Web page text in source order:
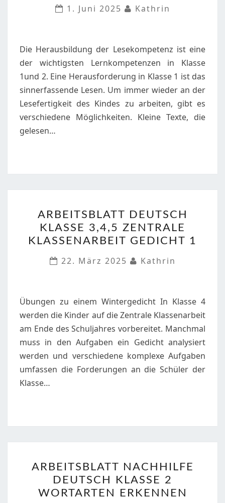
LESEN
SINNERFASSENDES
LESEN
1. Juni 2025
Kathrin
Die Herausbildung der Lesekompetenz ist eine
der wichtigsten Lernkompetenzen in Klasse
1und 2. Eine Herausforderung in Klasse 1 ist das
sinnerfassende Lesen. Um immer wieder an der
Lesefertigkeit des Kindes zu arbeiten, gibt es
verschiedene Möglichkeiten. Kleine Texte, die
gelesen…
DEUTSCH
KLASSE
3,4,5
ZENTRALE
1
ARBEITSBLATT DEUTSCH
KLASSE 3,4,5 ZENTRALE
KLASSENARBEIT GEDICHT 1
22. März 2025
Kathrin
Übungen zu einem Wintergedicht In Klasse 4
werden die Kinder auf die Zentrale Klassenarbeit
am Ende des Schuljahres vorbereitet. Manchmal
muss in den Aufgaben ein Gedicht analysiert
werden und verschiedene komplexe Aufgaben
umfassen die Forderungen an die Schüler der
Klasse…
NACHHILFE
DEUTSCH
KLASSE
ARBEITSBLATT NACHHILFE
DEUTSCH KLASSE 2
WORTARTEN ERKENNEN